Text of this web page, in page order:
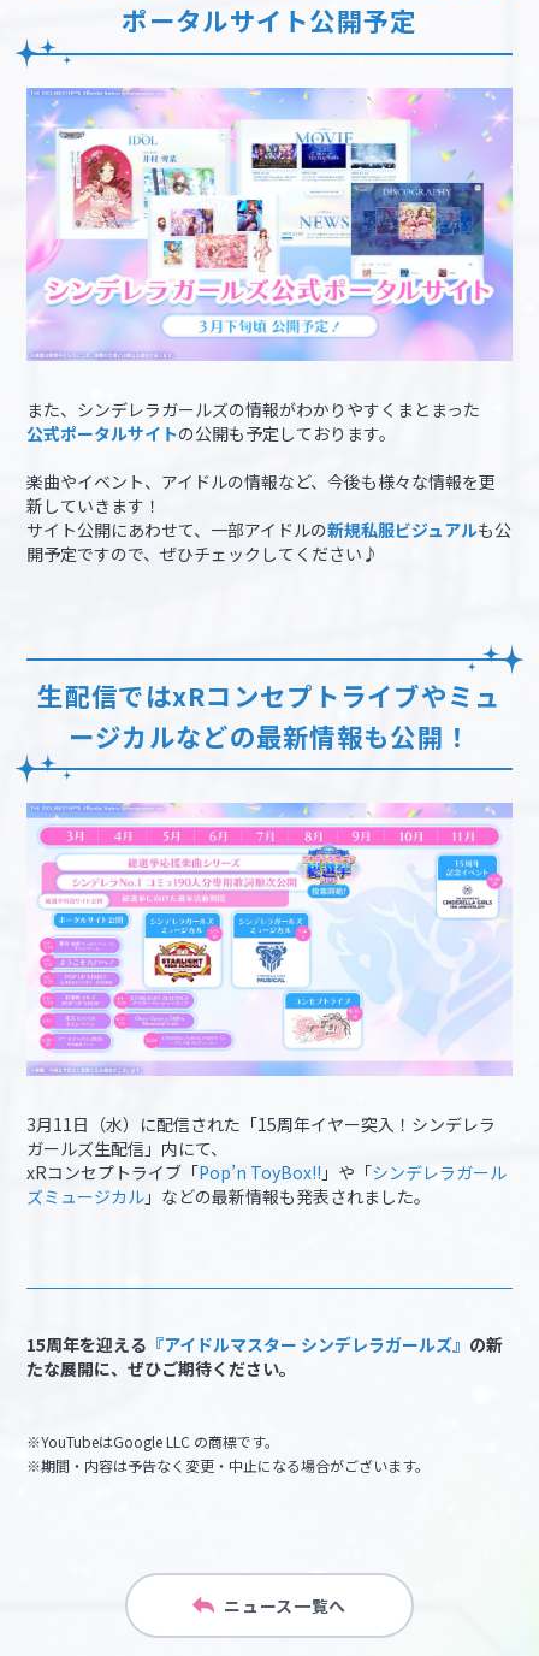
ポータルサイト公開予定
また、シンデレラガールズの情報がわかりやすくまとまった
公式ポータルサイトの公開も予定しております。
楽曲やイベント、アイドルの情報など、今後も様々な情報を更
新していきます！
サイト公開にあわせて、一部アイドルの新規私服ビジュアルも公
開予定ですので、ぜひチェックしてください♪
生配信ではxRコンセプトライブやミュ
ージカルなどの最新情報も公開！
3月11日（水）に配信された「15周年イヤー突入！シンデレラ
ガールズ生配信」内にて、
xRコンセプトライブ「Pop’n ToyBox!! 」や「シンデレラガール
ズミュージカル 」などの最新情報も発表されました。
15周年を迎える 『アイドルマスター シンデレラガールズ』 の新
たな展開に、ぜひご期待ください。
※YouTubeはGoogle LLC の商標です。
※期間・内容は予告なく変更・中止になる場合がございます。
ニュース一覧へ